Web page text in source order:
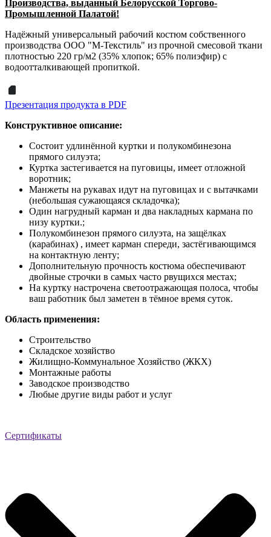
Производства, выданный Белорусской Торгово-
Промышленной Палатой!
Надёжный универсальный рабочий костюм собственного
производства ООО "М-Текстиль" из прочной смесовой ткани
плотностью 220 гр/м2 (35% хлопок; 65% полиэфир) с
водоотталкивающей пропиткой.
Презентация продукта в PDF
Конструктивное описание:
Состоит удлинённой куртки и полукомбинезона
прямого силуэта;
Куртка застегивается на пуговицы, имеет отложной
воротник;
Манжеты на рукавах идут на пуговицах и с вытачками
(небольшая сужающаяся складочка);
Один нагрудный карман и два накладных кармана по
низу куртки.;
Полукомбинезон прямого силуэта, на защёлках
(карабинах) , имеет карман спереди, застёгивающимся
на контактную ленту;
Дополнительную прочность костюма обеспечивают
двойные строчки в самых часто рвущихся местах;
На куртку настрочена светоотражающая полоса, чтобы
ваш работник был заметен в тёмное время суток.
Область применения:
Строительство
Складское хозяйство
Жилищно-Коммунальное Хозяйство (ЖКХ)
Монтажные работы
Заводское производство
Любые другие виды работ и услуг
Сертификаты